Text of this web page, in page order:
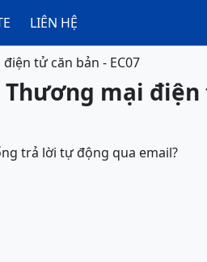
LIÊN HỆ
tử căn bản - EC07
Thương mại điện
trả lời tự động qua email?